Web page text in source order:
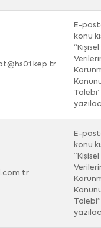
E-
konu
“Kişisel
Talebi”
E-
konu
“Kişisel
Talebi”